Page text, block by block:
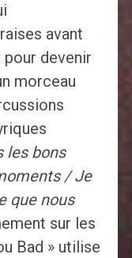
avant
devenir
morceau
les bons
/ Je
que nous
sur les
Bad » utilise